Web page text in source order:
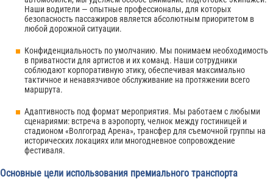
Наши водители — опытные профессионалы, для которых
безопасность пассажиров является абсолютным приоритетом в
любой дорожной ситуации.
Конфиденциальность по умолчанию. Мы понимаем необходимость
в приватности для артистов и их команд. Наши сотрудники
соблюдают корпоративную этику, обеспечивая максимально
тактичное и ненавязчивое обслуживание на протяжении всего
маршрута.
Адаптивность под формат мероприятия. Мы работаем с любыми
сценариями: встреча в аэропорту, челнок между гостиницей и
стадионом «Волгоград Арена», трансфер для съемочной группы на
исторических локациях или многодневное сопровождение
фестиваля.
Основные цели использования премиального транспорта